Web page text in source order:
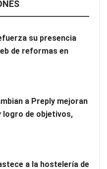
su presencia
de reformas en
a Preply mejoran
logro de objetivos,
a la hostelería de